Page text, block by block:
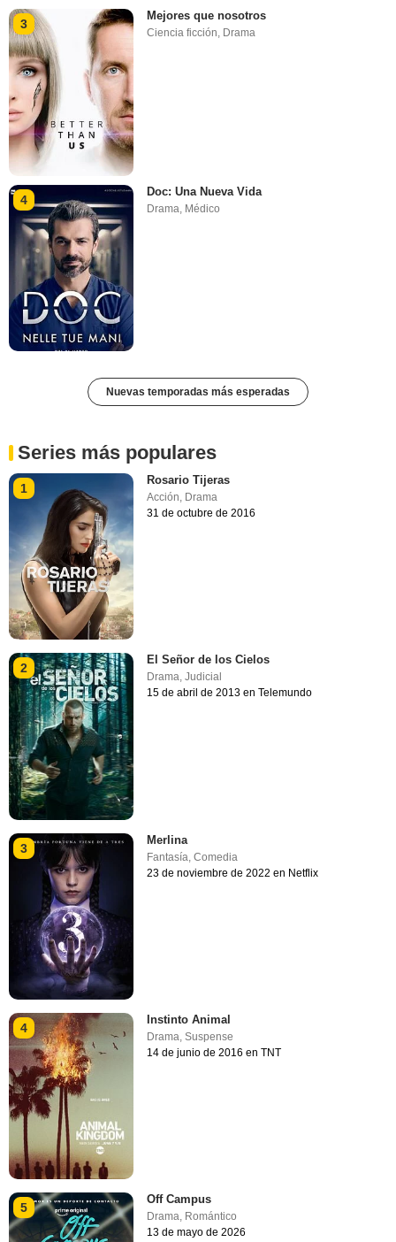
3
Mejores que nosotros
Ciencia ficción, Drama
4
Doc: Una Nueva Vida
Drama Médico
Nuevas temporadas más esperadas
Series más populares
1
Rosario Tijeras
Acción, Drama
31 de octubre de 2016
2
El Señor de los Cielos
Drama,Judicial
15 de abril de 2013 en Telemundo
3
Merlina
Fantasía ,Comedia
23 de noviembre de 2022 en Netflix
4
Instinto Animal
Drama,Suspense
14 de junio de 2016 en TNT
5
Off Campus
Drama, Romántico
13 de mayo de 2026